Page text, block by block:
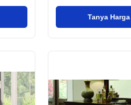
Tanya Harga